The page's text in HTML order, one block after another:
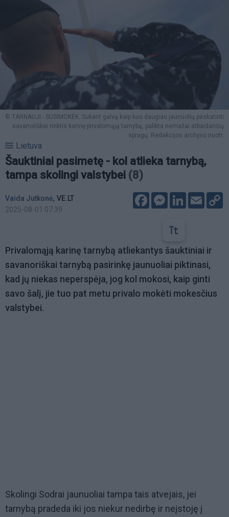
© TARNAUJI - SUSIMOKĖK. Sukant galvą kaip kuo daugiau jaunuolių paskatinti
savanoriškai rinktis karinę privalomąją tarnybą, palikta nemažai atbaidančių
spragų. Redakcijos archyvo nuotr.
Lietuva
Šauktiniai pasimetę - kol atlieka tarnybą,
tampa skolingi valstybei (8)
Vaida Jutkonė, VE.LT
2025-08-01 07:39
FacebookMessenger
LinkedIn
Email
Privalomąją karinę tarnybą atliekantys šauktiniai ir
savanoriškai tarnybą pasirinkę jaunuoliai piktinasi,
kad jų niekas neperspėja, jog kol mokosi, kaip ginti
savo šalį, jie tuo pat metu privalo mokėti mokesčius
valstybei.
Skolingi Sodrai jaunuoliai tampa tais atvejais, jei
tarnybą pradeda iki jos niekur nedirbę ir neįstoję į